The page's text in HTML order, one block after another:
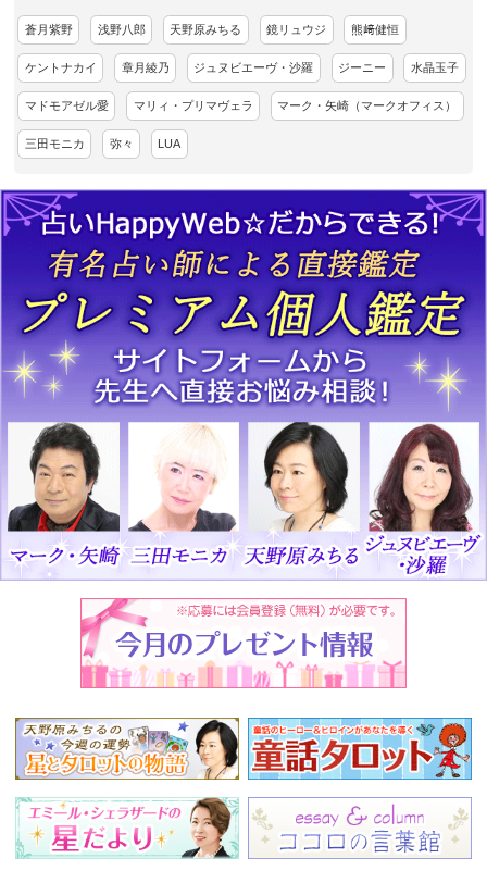
蒼月紫野 浅野八郎 天野原みちる 鏡リュウジ 熊﨑健恒
ケントナカイ 章月綾乃 ジュヌビエーヴ・沙羅 ジーニー 水晶玉子
マドモアゼル愛 マリィ・プリマヴェラ マーク・矢崎（マークオフィス）
三田モニカ 弥々 LUA